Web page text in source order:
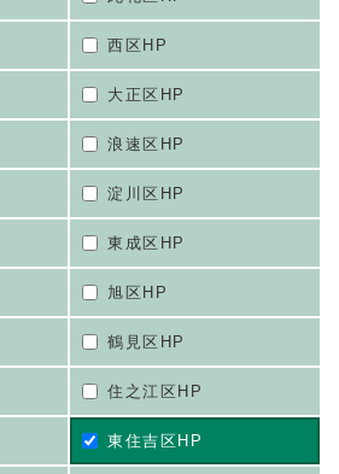
西区HP
大正区HP
浪速区HP
淀川区HP
東成区HP
旭区HP
鶴見区HP
住之江区HP
東住吉区HP